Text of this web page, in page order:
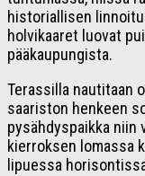
historiallisen
holvikaaret luovat
pääkaupungista.
Terassilla nautitaan
saariston henkeen
pysähdyspaikka niin
kierroksen lomassa
lipuessa